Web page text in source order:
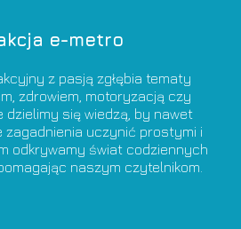
e-metro
z pasją zgłębia tematy
zdrowiem, motoryzacją czy
dzielimy się wiedzą, by nawet
zagadnienia uczynić prostymi i
odkrywamy świat codziennych
naszym czytelnikom.